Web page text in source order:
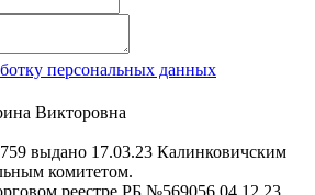
персональных данных
Викторовна
выдано 17.03.23 Калинковичским
комитетом.
реестре РБ №569056 04.12.23,